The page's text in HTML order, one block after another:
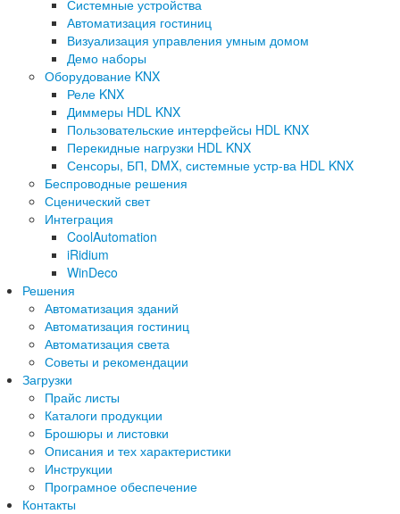
Системные устройства
Автоматизация гостиниц
Визуализация управления умным домом
Демо наборы
Оборудование KNX
Реле KNX
Диммеры HDL KNX
Пользовательские интерфейсы HDL KNX
Перекидные нагрузки HDL KNX
Сенсоры, БП, DMX, системные устр-ва HDL KNX
Беспроводные решения
Сценический свет
Интеграция
CoolAutomation
iRidium
WinDeco
Решения
Автоматизация зданий
Автоматизация гостиниц
Автоматизация света
Советы и рекомендации
Загрузки
Прайс листы
Каталоги продукции
Брошюры и листовки
Описания и тех характеристики
Инструкции
Програмное обеспечение
Контакты